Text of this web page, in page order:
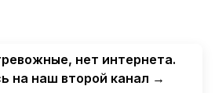
нет интернета.
на наш второй канал →